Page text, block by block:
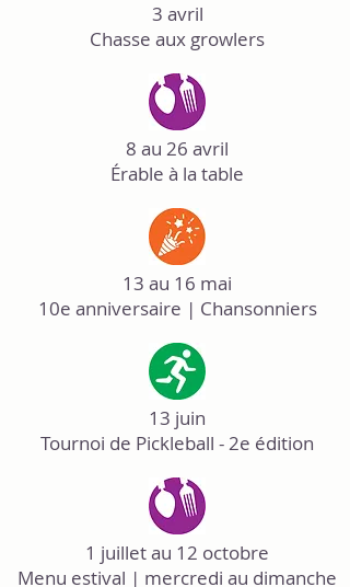
3 avril
Chasse aux growlers
8 au 26 avril
Érable à la table
13 au 16 mai
10e anniversaire | Chansonniers
13 juin
Tournoi de Pickleball - 2e édition
1 juillet au 12 octobre
Menu estival | mercredi au dimanche